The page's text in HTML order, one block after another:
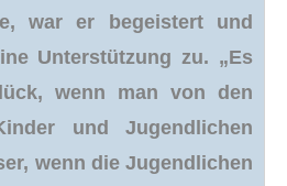
war er begeistert und
Unterstützung zu. „Es
wenn man von den
und Jugendlichen
wenn die Jugendlichen